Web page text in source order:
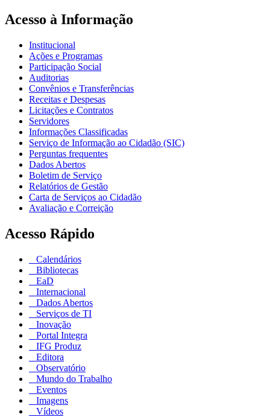
Acesso à Informação
Institucional
Ações e Programas
Participação Social
Auditorias
Convênios e Transferências
Receitas e Despesas
Licitações e Contratos
Servidores
Informações Classificadas
Serviço de Informação ao Cidadão (SIC)
Perguntas frequentes
Dados Abertos
Boletim de Serviço
Relatórios de Gestão
Carta de Serviços ao Cidadão
Avaliação e Correição
Acesso Rápido
Calendários
Bibliotecas
EaD
Internacional
Dados Abertos
Serviços de TI
Inovação
Portal Integra
IFG Produz
Editora
Observatório
Mundo do Trabalho
Eventos
Imagens
Vídeos